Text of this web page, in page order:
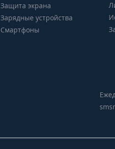
Защита экрана
Зарядные устройства
Смартфоны